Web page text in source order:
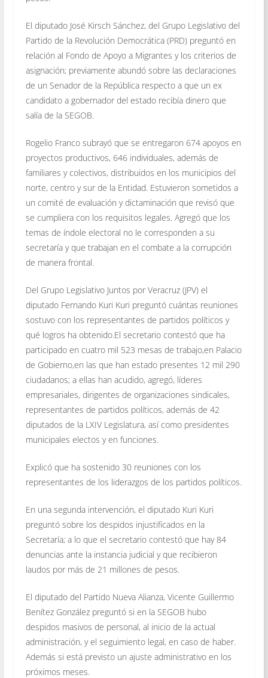
El diputado José Kirsch Sánchez, del Grupo Legislativo del
Partido de la Revolución Democrática (PRD) preguntó en
relación al Fondo de Apoyo a Migrantes y los criterios de
asignación; previamente abundó sobre las declaraciones
de un Senador de la República respecto a que un ex
candidato a gobernador del estado recibía dinero que
salía de la SEGOB.
Rogelio Franco subrayó que se entregaron 674 apoyos en
proyectos productivos, 646 individuales, además de
familiares y colectivos, distribuidos en los municipios del
norte, centro y sur de la Entidad. Estuvieron sometidos a
un comité de evaluación y dictaminación que revisó que
se cumpliera con los requisitos legales. Agregó que los
temas de índole electoral no le corresponden a su
secretaría y que trabajan en el combate a la corrupción
de manera frontal.
Del Grupo Legislativo Juntos por Veracruz (JPV) el
diputado Fernando Kuri Kuri preguntó cuántas reuniones
sostuvo con los representantes de partidos políticos y
qué logros ha obtenido.El secretario contestó que ha
participado en cuatro mil 523 mesas de trabajo,en Palacio
de Gobierno,en las que han estado presentes 12 mil 290
ciudadanos; a ellas han acudido, agregó, líderes
empresariales, dirigentes de organizaciones sindicales,
representantes de partidos políticos, además de 42
diputados de la LXIV Legislatura, así como presidentes
municipales electos y en funciones.
Explicó que ha sostenido 30 reuniones con los
representantes de los liderazgos de los partidos políticos.
En una segunda intervención, el diputado Kuri Kuri
preguntó sobre los despidos injustificados en la
Secretaría; a lo que el secretario contestó que hay 84
denuncias ante la instancia judicial y que recibieron
laudos por más de 21 millones de pesos.
El diputado del Partido Nueva Alianza, Vicente Guillermo
Benítez González preguntó si en la SEGOB hubo
despidos masivos de personal, al inicio de la actual
administración, y el seguimiento legal, en caso de haber.
Además si está previsto un ajuste administrativo en los
próximos meses.